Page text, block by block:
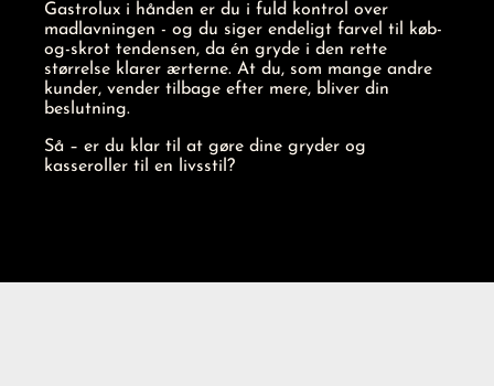
Gastrolux i hånden er du i fuld kontrol over
madlavningen - og du siger endeligt farvel til køb-
og-skrot tendensen, da én gryde i den rette
størrelse klarer ærterne. At du, som mange andre
kunder, vender tilbage efter mere, bliver din
beslutning.
Så – er du klar til at gøre dine gryder og
kasseroller til en livsstil?